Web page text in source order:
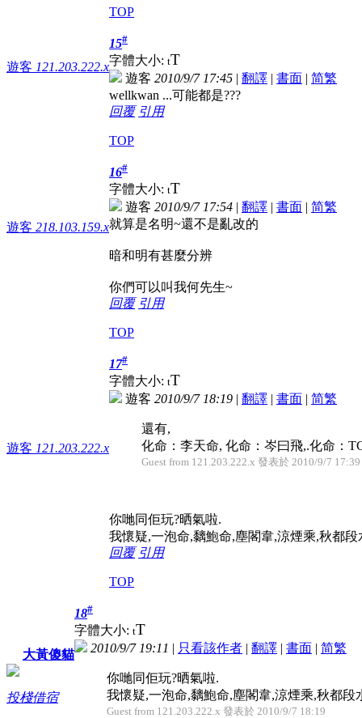
TOP
遊客 121.203.222.x
15#
字體大小: tT
遊客 2010/9/7 17:45 | 翻譯 | 書面 | 简繁
wellkwan ...可能都是???
回覆 引用
TOP
遊客 218.103.159.x
16#
字體大小: tT
遊客 2010/9/7 17:54 | 翻譯 | 書面 | 简繁
就算是名明~還不是亂改的
暗和明有甚麼分辨
你們可以叫我何先生~
回覆 引用
TOP
遊客 121.203.222.x
17#
字體大小: tT
遊客 2010/9/7 18:19 | 翻譯 | 書面 | 简繁
還有,
化命：李天命, 化命：岑曰飛,.化命：
Guest from 121.203.222.x 發表於 2010/9/7 17:39
你哋同佢玩?晒氣啦.
我懷疑,一泡命,黐鮑命,塵閣韋,涼煙乘,秋都
回覆 引用
TOP
大黃傻貓
投棧借宿
18#
字體大小: tT
2010/9/7 19:11 | 只看該作者 | 翻譯 | 書面 | 简繁
你哋同佢玩?晒氣啦.
我懷疑,一泡命,黐鮑命,塵閣韋,涼煙乘,秋都段
Guest from 121.203.222.x 發表於 2010/9/7 18:19